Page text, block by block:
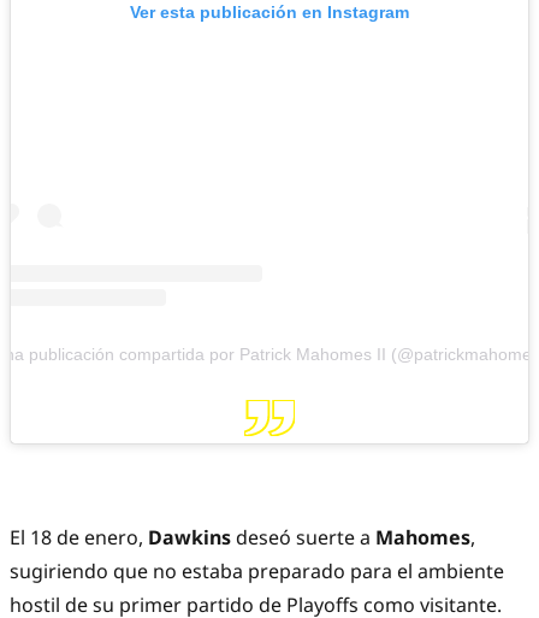
Ver esta publicación en Instagram
publicación compartida por Patrick Mahomes II
El 18 de enero, Dawkinsdeseó suerte a Mahomes,
sugiriendo que no estaba preparado para el ambiente
hostil de su primer partido de Playoffs como visitante.